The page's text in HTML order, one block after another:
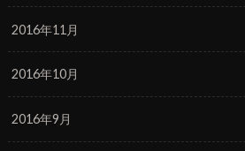
2016年11月
2016年10月
2016年9月